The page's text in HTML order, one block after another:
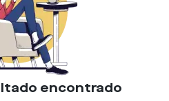
encontrado